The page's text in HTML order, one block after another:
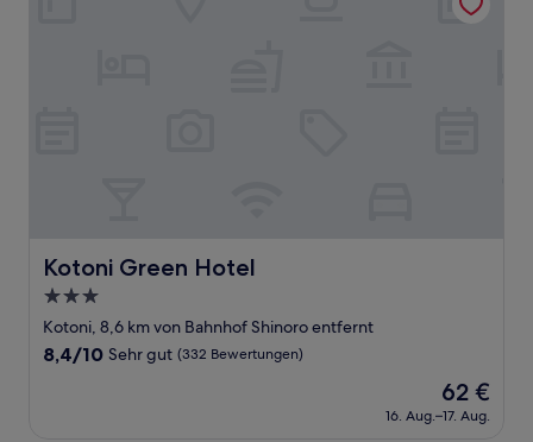
Kotoni Green Hotel
Kotoni Green Hotel
3.0-
Sterne-
Unterkunft
Kotoni, 8,6 km von Bahnhof Shinoro entfernt
8.4
8,4/10 Sehr gut (332 Bewertungen)
Der
Preis
beträgt
62 €
16. Aug.–17. Aug.